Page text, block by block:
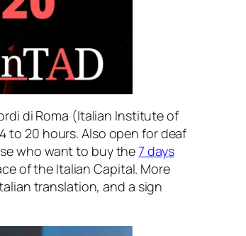
di Roma (Italian Institute of
to 20 hours. Also open for deaf
who want to buy the7 days
of the Italian Capital. More
translation, and a sign